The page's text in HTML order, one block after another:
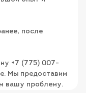
после
+7 (775) 007-
Мы предоставим
вашу проблему.